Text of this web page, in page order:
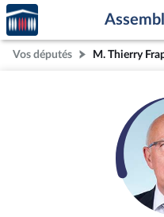
Aller au contenu
Aller en bas de la page
Accèder
à la
page
d'accueil
Vos députés